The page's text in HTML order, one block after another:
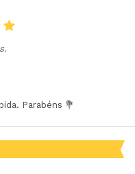
Parabéns 💐